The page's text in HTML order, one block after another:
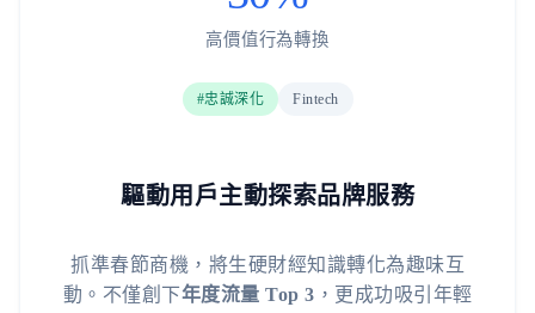
高價值行為轉換
#忠誠深化 Fintech
驅動用戶主動探索品牌服務
抓準春節商機，將生硬財經知識轉化為趣味互
動。不僅創下年度流量 Top 3 ，更成功吸引年輕